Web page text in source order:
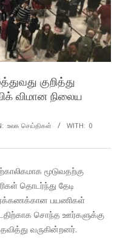
குறித்து
விமான நிலைய
உலக செய்திகள் WITH: 0
மூடுவதற்கு
தொடர்ந்து தேடி
பயணிகள்
சொந்த ஊர்களுக்கு
வருகின்றனர்.